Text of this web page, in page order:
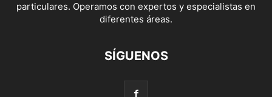
particulares. Operamos con expertos y especialistas en
diferentes áreas.
SÍGUENOS